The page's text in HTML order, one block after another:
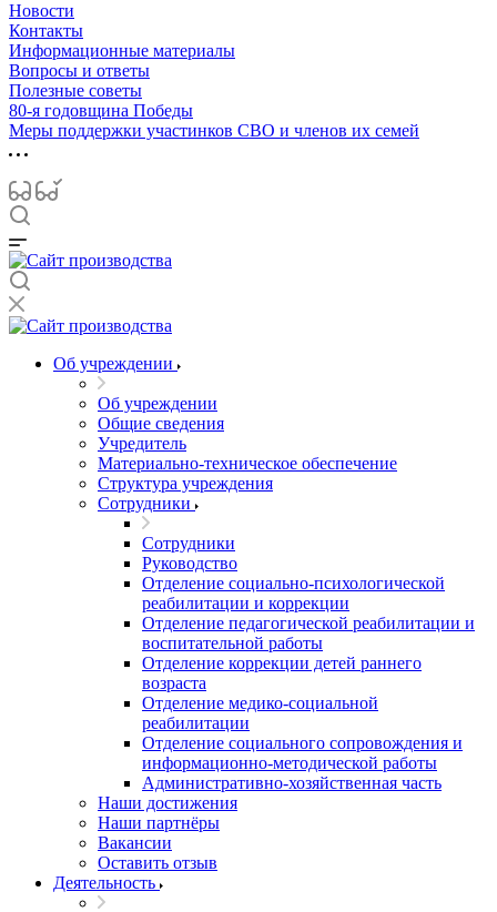
Новости
Контакты
Информационные материалы
Вопросы и ответы
Полезные советы
80-я годовщина Победы
Меры поддержки участинков СВО и членов их семей
Об учреждении
Об учреждении
Общие сведения
Учредитель
Материально-техническое обеспечение
Структура учреждения
Сотрудники
Сотрудники
Руководство
Отделение социально-психологической
реабилитации и коррекции
Отделение педагогической реабилитации и
воспитательной работы
Отделение коррекции детей раннего
возраста
Отделение медико-социальной
реабилитации
Отделение социального сопровождения и
информационно-методической работы
Административно-хозяйственная часть
Наши достижения
Наши партнёры
Вакансии
Оставить отзыв
Деятельность